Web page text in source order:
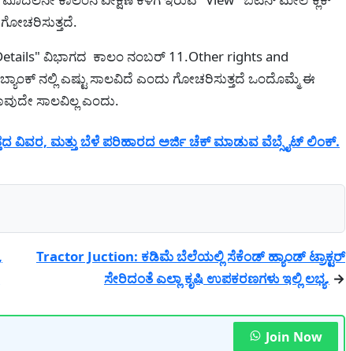
ವಿಭಾಗದ ಕಾಲಂ ನಂಬರ್ 11.Other rights and
ನಲ್ಲಿ ಎಷ್ಟು ಸಾಲವಿದೆ ಎಂದು ಗೋಚರಿಸುತ್ತದೆ ಒಂದೊಮ್ಮೆ ಈ
ಸಾಲವಿಲ್ಲ ಎಂದು.
ವಿವರ, ಮತ್ತು ಬೆಳೆ ಪರಿಹಾರದ ಅರ್ಜಿ ಚೆಕ್ ಮಾಡುವ ವೆಬ್ಸೈಟ್ ಲಿಂಕ್.
Tractor Juction: ಕಡಿಮೆ ಬೆಲೆಯಲ್ಲಿ ಸೆಕೆಂಡ್ ಹ್ಯಾಂಡ್ ಟ್ರಾಕ್ಟರ್
ಸೇರಿದಂತೆ ಎಲ್ಲಾ ಕೃಷಿ ಉಪಕರಣಗಳು ಇಲ್ಲಿ ಲಭ್ಯ. →
Join Now